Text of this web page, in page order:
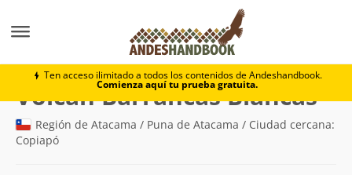
Ten acceso ilimitado a todos los contenidos de Andeshandbook.
Comienza aquí tu prueba gratuita.
Volcán Barrancas Blancas
Volcán Barrancas Blancas
Región de Atacama / Puna de Atacama / Ciudad cercana:
Copiapó